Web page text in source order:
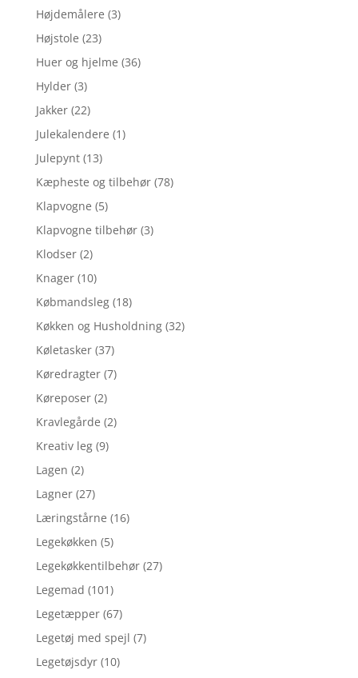
Højdemålere (3)
Højstole (23)
Huer og hjelme (36)
Hylder (3)
Jakker (22)
Julekalendere (1)
Julepynt (13)
Kæpheste og tilbehør (78)
Klapvogne (5)
Klapvogne tilbehør (3)
Klodser (2)
Knager (10)
Købmandsleg (18)
Køkken og Husholdning (32)
Køletasker (37)
Køredragter (7)
Køreposer (2)
Kravlegårde (2)
Kreativ leg (9)
Lagen (2)
Lagner (27)
Læringstårne (16)
Legekøkken (5)
Legekøkkentilbehør (27)
Legemad (101)
Legetæpper (67)
Legetøj med spejl (7)
Legetøjsdyr (10)